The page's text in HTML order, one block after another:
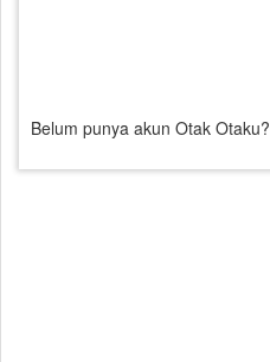
Belum punya akun Otak Otaku?